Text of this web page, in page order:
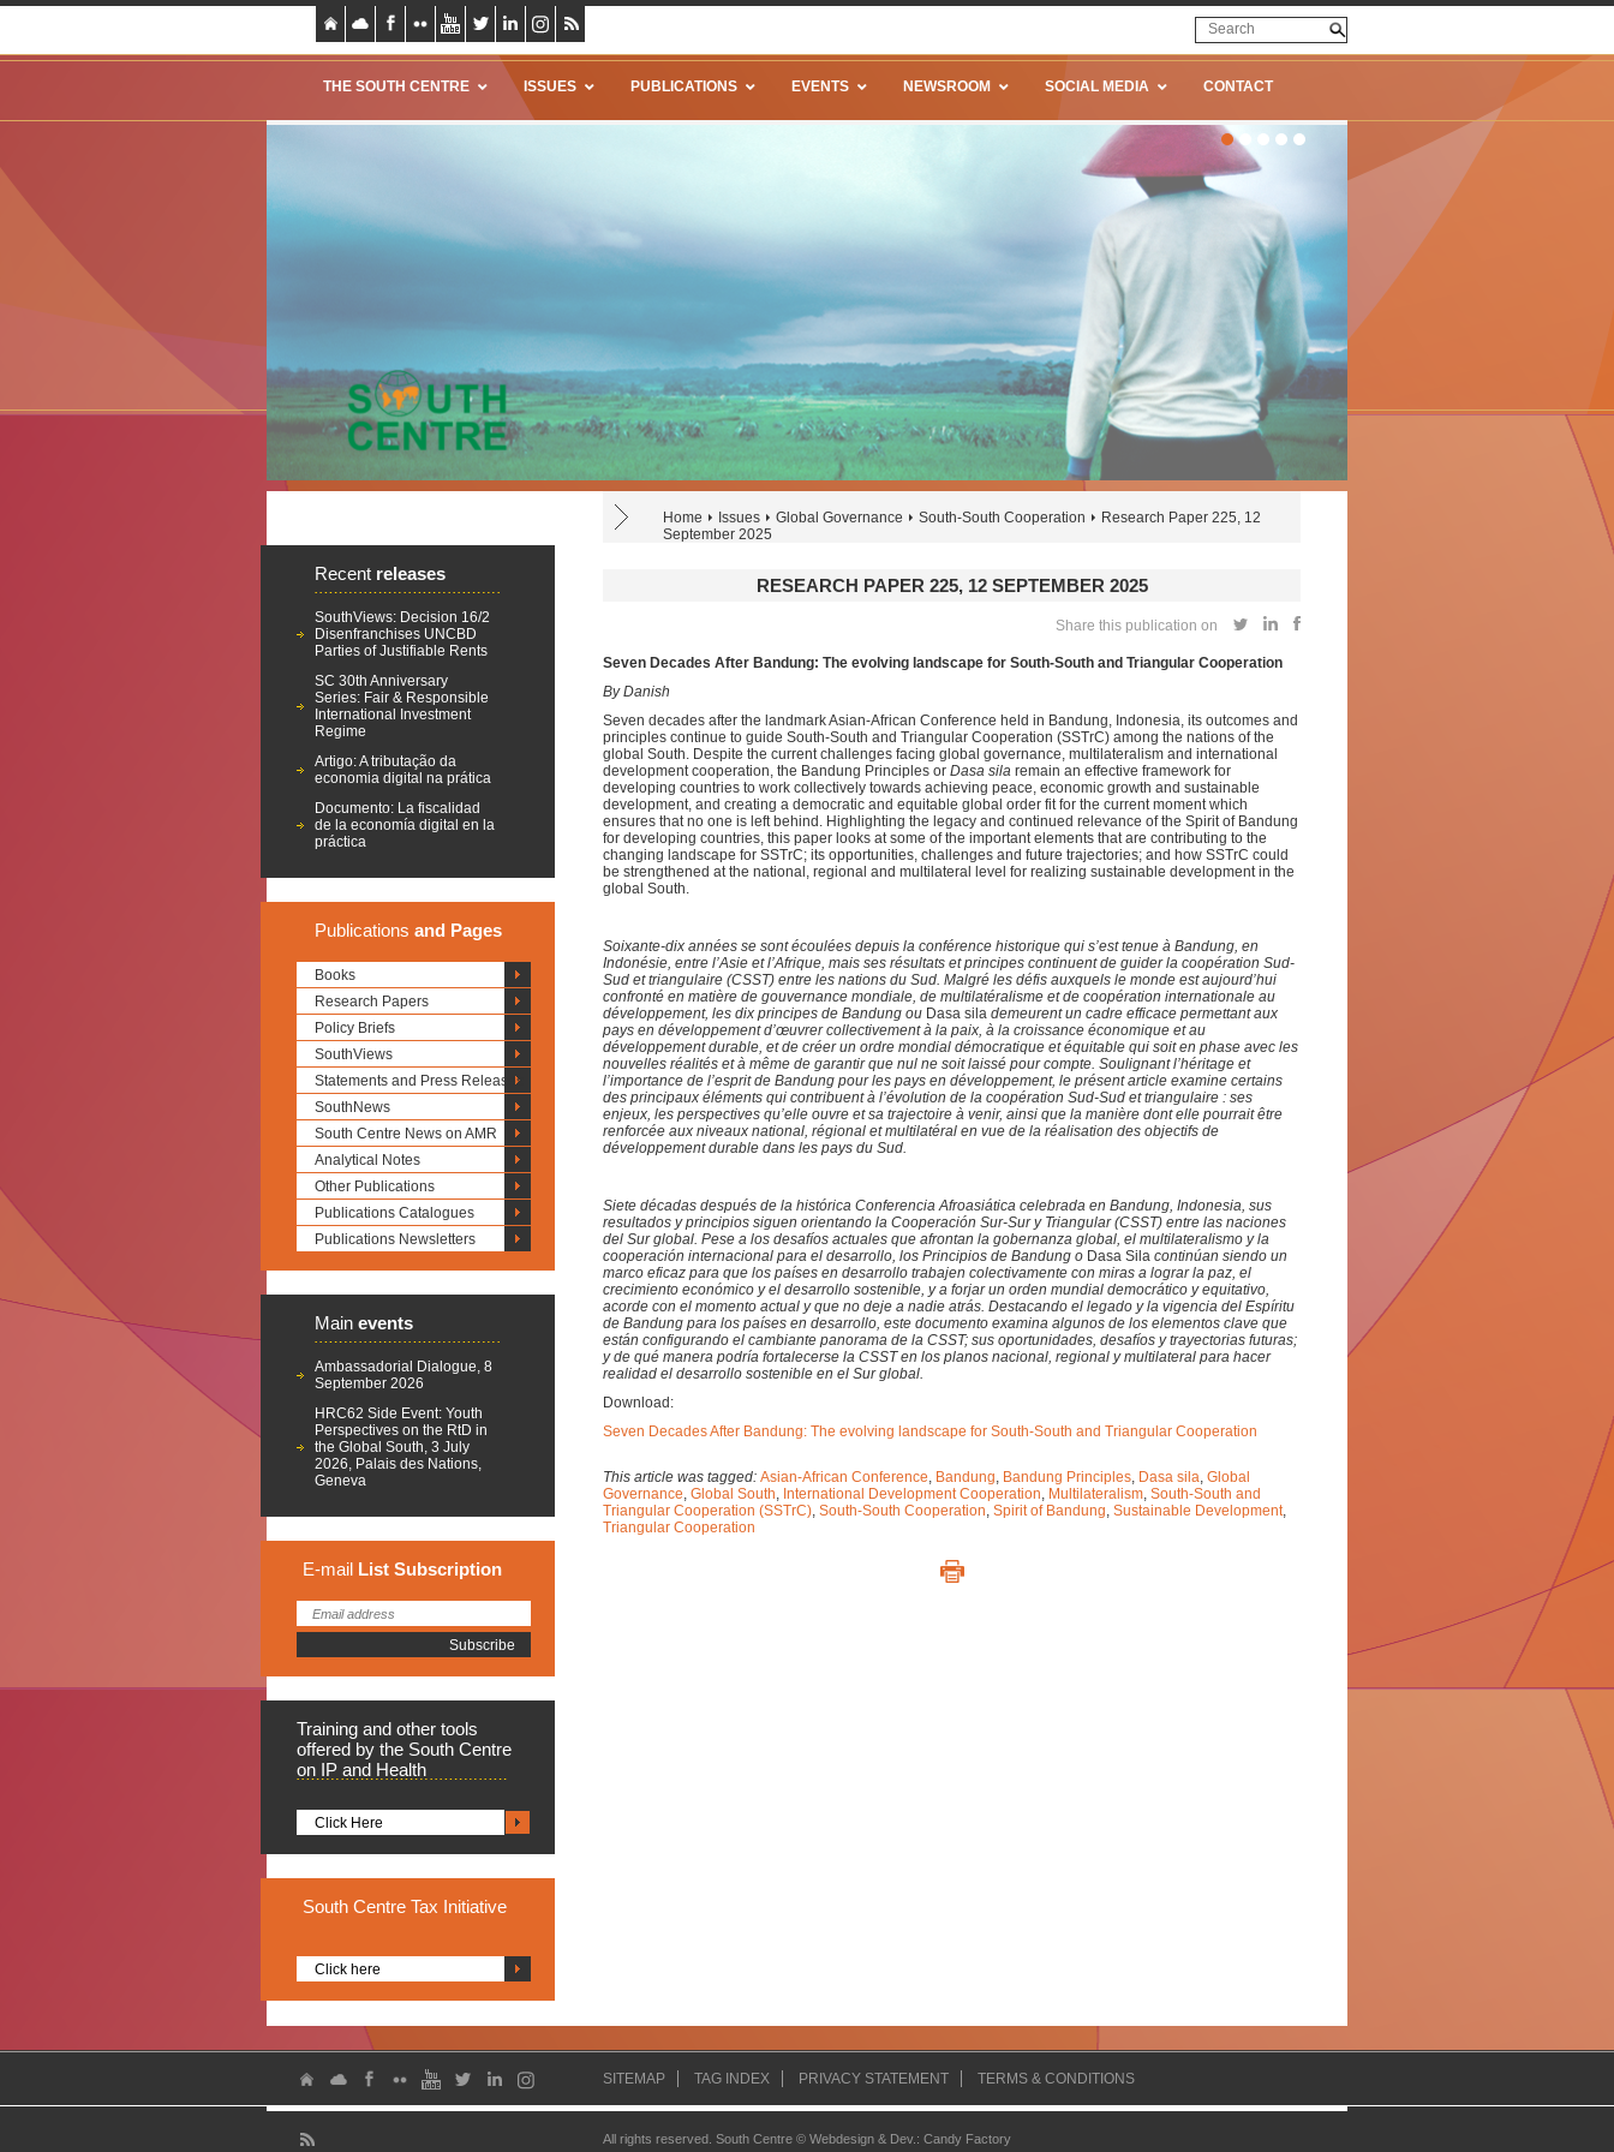
THE SOUTH CENTRE ISSUES PUBLICATIONS EVENTS NEWSROOM SOCIAL MEDIA CONTACT
Home Issues Global Governance South-South Cooperation
Research Paper 225, 12
September 2025
Recent releases
SouthViews: Decision 16/2
Disenfranchises UNCBD
Parties of Justifiable Rents
SC 30th Anniversary
Series: Fair & Responsible
International Investment
Regime
Artigo: A tributação da
economia digital na prática
Documento: La fiscalidad
de la economía digital en la
práctica
Publications and Pages
Books
Research Papers
Policy Briefs
SouthViews
Statements and Press Releases
SouthNews
South Centre News on AMR
Analytical Notes
Other Publications
Publications Catalogues
Publications Newsletters
Main events
Ambassadorial Dialogue, 8
September 2026
HRC62 Side Event: Youth
Perspectives on the RtD in
the Global South, 3 July
2026, Palais des Nations,
Geneva
E-mail List Subscription
Training and other tools
offered by the South Centre
on IP and Health
Click Here
South Centre Tax Initiative
Click here
RESEARCH PAPER 225, 12 SEPTEMBER 2025
Share this publication on
Seven Decades After Bandung: The evolving landscape for South-South and Triangular Cooperation
By Danish
Seven decades after the landmark Asian-African Conference held in Bandung, Indonesia, its outcomes and
principles continue to guide South-South and Triangular Cooperation (SSTrC) among the nations of the
global South. Despite the current challenges facing global governance, multilateralism and international
development cooperation, the Bandung Principles or Dasa sila remain an effective framework for
developing countries to work collectively towards achieving peace, economic growth and sustainable
development, and creating a democratic and equitable global order fit for the current moment which
ensures that no one is left behind. Highlighting the legacy and continued relevance of the Spirit of Bandung
for developing countries, this paper looks at some of the important elements that are contributing to the
changing landscape for SSTrC; its opportunities, challenges and future trajectories; and how SSTrC could
be strengthened at the national, regional and multilateral level for realizing sustainable development in the
global South.
Soixante-dix années se sont écoulées depuis la conférence historique qui s’est tenue à Bandung, en
Indonésie, entre l’Asie et l’Afrique, mais ses résultats et principes continuent de guider la coopération Sud-
Sud et triangulaire (CSST) entre les nations du Sud. Malgré les défis auxquels le monde est aujourd’hui
confronté en matière de gouvernance mondiale, de multilatéralisme et de coopération internationale au
développement, les dix principes de Bandung ou Dasa sila demeurent un cadre efficace permettant aux
pays en développement d’œuvrer collectivement à la paix, à la croissance économique et au
développement durable, et de créer un ordre mondial démocratique et équitable qui soit en phase avec les
nouvelles réalités et à même de garantir que nul ne soit laissé pour compte. Soulignant l’héritage et
l’importance de l’esprit de Bandung pour les pays en développement, le présent article examine certains
des principaux éléments qui contribuent à l’évolution de la coopération Sud-Sud et triangulaire : ses
enjeux, les perspectives qu’elle ouvre et sa trajectoire à venir, ainsi que la manière dont elle pourrait être
renforcée aux niveaux national, régional et multilatéral en vue de la réalisation des objectifs de
développement durable dans les pays du Sud.
Siete décadas después de la histórica Conferencia Afroasiática celebrada en Bandung, Indonesia, sus
resultados y principios siguen orientando la Cooperación Sur-Sur y Triangular (CSST) entre las naciones
del Sur global. Pese a los desafíos actuales que afrontan la gobernanza global, el multilateralismo y la
cooperación internacional para el desarrollo, los Principios de Bandung o Dasa Sila continúan siendo un
marco eficaz para que los países en desarrollo trabajen colectivamente con miras a lograr la paz, el
crecimiento económico y el desarrollo sostenible, y a forjar un orden mundial democrático y equitativo,
acorde con el momento actual y que no deje a nadie atrás. Destacando el legado y la vigencia del Espíritu
de Bandung para los países en desarrollo, este documento examina algunos de los elementos clave que
están configurando el cambiante panorama de la CSST; sus oportunidades, desafíos y trayectorias futuras;
y de qué manera podría fortalecerse la CSST en los planos nacional, regional y multilateral para hacer
realidad el desarrollo sostenible en el Sur global.
Download:
Seven Decades After Bandung: The evolving landscape for South-South and Triangular Cooperation
This article was tagged: Asian-African Conference, Bandung, Bandung Principles, Dasa sila, Global
Governance, Global South, International Development Cooperation, Multilateralism, South-South and
Triangular Cooperation (SSTrC), South-South Cooperation, Spirit of Bandung, Sustainable Development,
Triangular Cooperation
SITEMAP TAG INDEX PRIVACY STATEMENT TERMS & CONDITIONS
All rights reserved. South Centre © Webdesign & Dev. : Candy Factory